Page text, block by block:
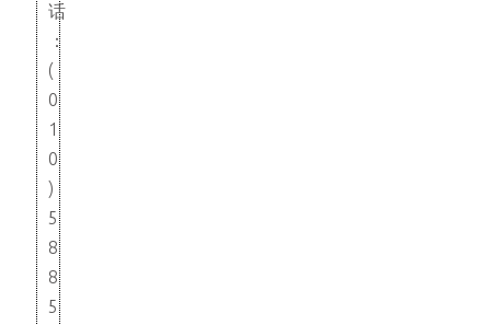
话
：
(
0
1
0
)
5
8
8
5